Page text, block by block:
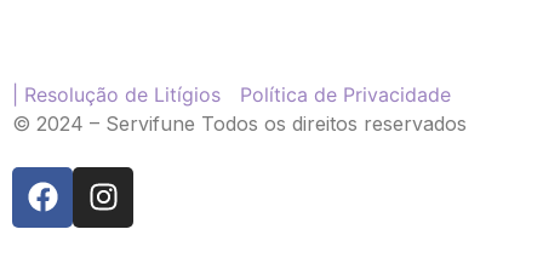
| Resolução de Litígios
Política de Privacidade
© 2024 – Servifune Todos os direitos reservados
Ramo de Flores:
Opção 2 (€30)
Opção 4 (€40)